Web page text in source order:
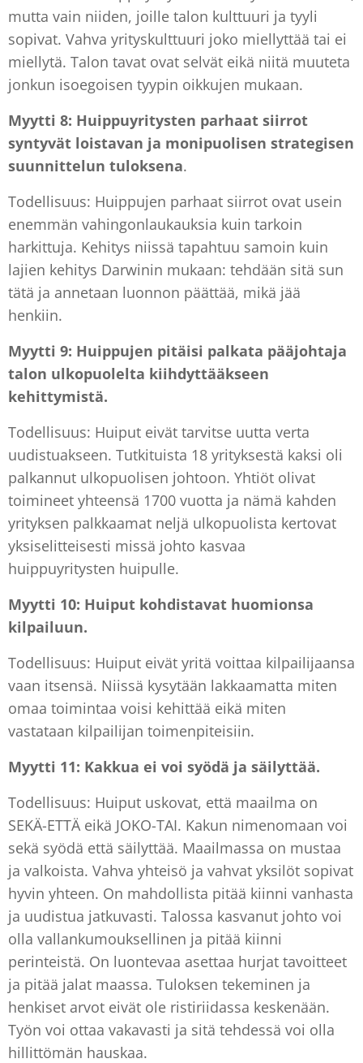
mutta vain niiden, joille talon kulttuuri ja tyyli
sopivat. Vahva yrityskulttuuri joko miellyttää tai ei
miellytä. Talon tavat ovat selvät eikä niitä muuteta
jonkun isoegoisen tyypin oikkujen mukaan.
Myytti 8: Huippuyritysten parhaat siirrot
syntyvät loistavan ja monipuolisen strategisen
suunnittelun tuloksena.
Todellisuus: Huippujen parhaat siirrot ovat usein
enemmän vahingonlaukauksia kuin tarkoin
harkittuja. Kehitys niissä tapahtuu samoin kuin
lajien kehitys Darwinin mukaan: tehdään sitä sun
tätä ja annetaan luonnon päättää, mikä jää
henkiin.
Myytti 9: Huippujen pitäisi palkata pääjohtaja
talon ulkopuolelta kiihdyttääkseen
kehittymistä.
Todellisuus: Huiput eivät tarvitse uutta verta
uudistuakseen. Tutkituista 18 yrityksestä kaksi oli
palkannut ulkopuolisen johtoon. Yhtiöt olivat
toimineet yhteensä 1700 vuotta ja nämä kahden
yrityksen palkkaamat neljä ulkopuolista kertovat
yksiselitteisesti missä johto kasvaa
huippuyritysten huipulle.
Myytti 10: Huiput kohdistavat huomionsa
kilpailuun.
Todellisuus: Huiput eivät yritä voittaa kilpailijaansa
vaan itsensä. Niissä kysytään lakkaamatta miten
omaa toimintaa voisi kehittää eikä miten
vastataan kilpailijan toimenpiteisiin.
Myytti 11: Kakkua ei voi syödä ja säilyttää.
Todellisuus: Huiput uskovat, että maailma on
SEKÄ-ETTÄ eikä JOKO-TAI. Kakun nimenomaan voi
sekä syödä että säilyttää. Maailmassa on mustaa
ja valkoista. Vahva yhteisö ja vahvat yksilöt sopivat
hyvin yhteen. On mahdollista pitää kiinni vanhasta
ja uudistua jatkuvasti. Talossa kasvanut johto voi
olla vallankumouksellinen ja pitää kiinni
perinteistä. On luontevaa asettaa hurjat tavoitteet
ja pitää jalat maassa. Tuloksen tekeminen ja
henkiset arvot eivät ole ristiriidassa keskenään.
Työn voi ottaa vakavasti ja sitä tehdessä voi olla
hillittömän hauskaa.